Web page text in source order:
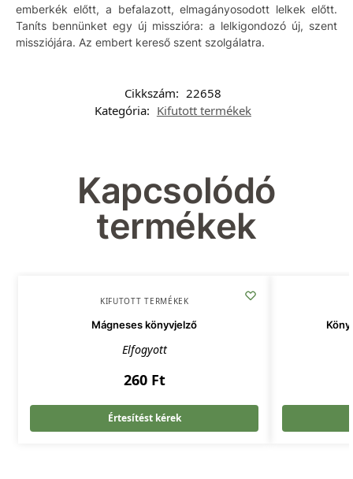
emberkék előtt, a befalazott, elmagányosodott lelkek előtt.
Taníts bennünket egy új misszióra: a lelkigondozó új, szent
missziójára. Az embert kereső szent szolgálatra.
Cikkszám: 22658
Kategória: Kifutott termékek
Kapcsolódó
termékek
KIFUTOTT TERMÉKEK
Mágneses könyvjelző
Elfogyott
260 Ft
Értesítést kérek